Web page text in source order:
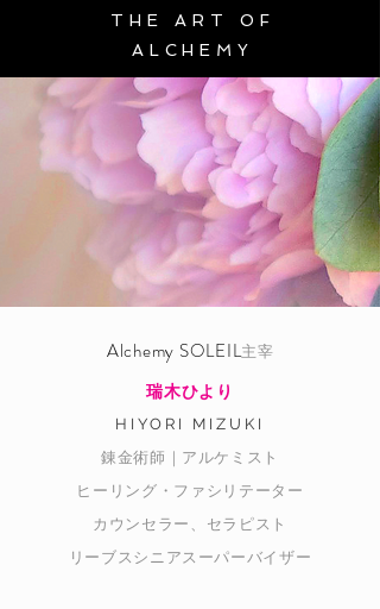
THE ART O F
​ALCHEMY
Alchemy SOLEIL主宰
瑞木ひより
HIYORI MIZUKI
錬金術師｜アルケミスト
ヒーリング・ファシリテーター
カウンセラー、セラピスト
リーブスシニアスーパーバイザー